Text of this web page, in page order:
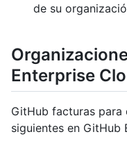
de su
Enterprise
GitHub facturas para
siguientes en GitHub